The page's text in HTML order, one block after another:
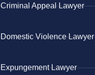
Criminal Appeal Lawyer
Domestic Violence Lawyer
Expungement Lawyer